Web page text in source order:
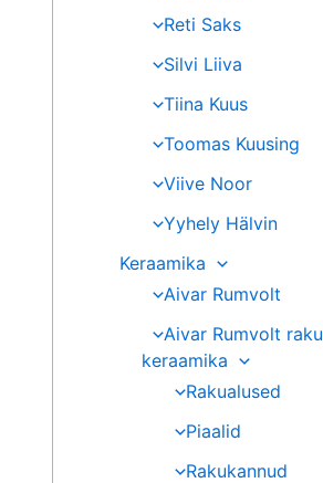
Reti Saks
Silvi Liiva
Tiina Kuus
Toomas Kuusing
Viive Noor
Yyhely Hälvin
Keraamika
Aivar Rumvolt
Aivar Rumvolt raku
keraamika
Rakualused
Piaalid
Rakukannud